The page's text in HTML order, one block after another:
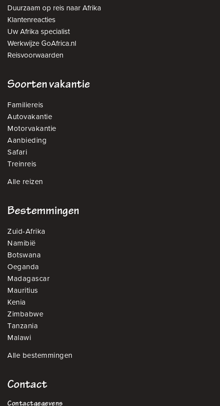
Duurzaam op reis naar Afrika
Klantenreacties
Uw Afrika specialist
Werkwijze GoAfrica.nl
Reisvoorwaarden
Soorten vakantie
Familiereis
Autovakantie
Motorvakantie
Aanbieding
Safari
Treinreis
Alle reizen
Bestemmingen
Zuid-Afrika
Namibië
Botswana
Oeganda
Madagascar
Mauritius
Kenia
Zimbabwe
Tanzania
Malawi
Alle bestemmingen
Contact
Contactgegevens